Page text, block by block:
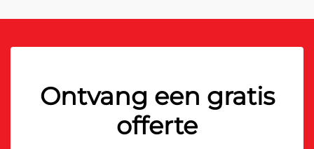
Ontvang een gratis
offerte